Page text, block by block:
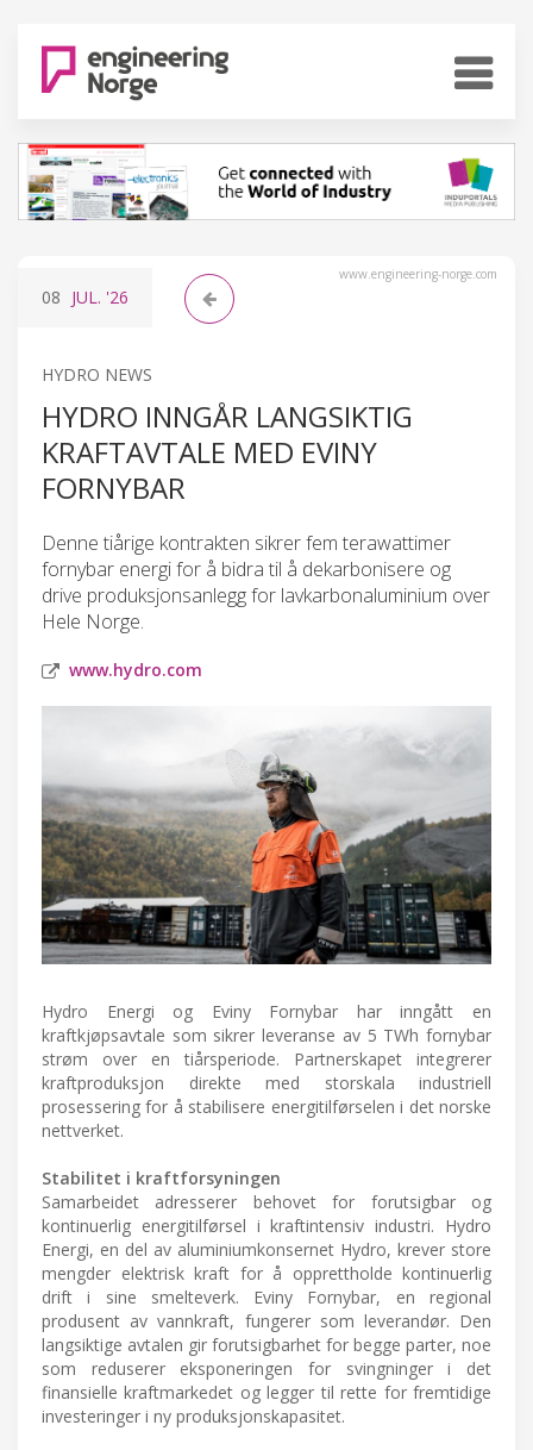
www.engineering-norge.com
08 JUL. '26
HYDRO NEWS
HYDRO INNGÅR LANGSIKTIG
KRAFTAVTALE MED EVINY
FORNYBAR
Denne tiårige kontrakten sikrer fem terawattimer
fornybar energi for å bidra til å dekarbonisere og
drive produksjonsanlegg for lavkarbonaluminium over
Hele Norge.
www.hydro.com
Hydro Energi og Eviny Fornybar har inngått en
kraftkjøpsavtale som sikrer leveranse av 5 TWh fornybar
strøm over en tiårsperiode. Partnerskapet integrerer
kraftproduksjon direkte med storskala industriell
prosessering for å stabilisere energitilførselen i det norske
nettverket.
Stabilitet i kraftforsyningen
Samarbeidet adresserer behovet for forutsigbar og
kontinuerlig energitilførsel i kraftintensiv industri. Hydro
Energi, en del av aluminiumkonsernet Hydro, krever store
mengder elektrisk kraft for å opprettholde kontinuerlig
drift i sine smelteverk. Eviny Fornybar, en regional
produsent av vannkraft, fungerer som leverandør. Den
langsiktige avtalen gir forutsigbarhet for begge parter, noe
som reduserer eksponeringen for svingninger i det
finansielle kraftmarkedet og legger til rette for fremtidige
investeringer i ny produksjonskapasitet.